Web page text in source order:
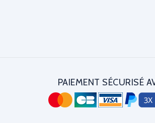
PAIEMENT SÉCURISÉ